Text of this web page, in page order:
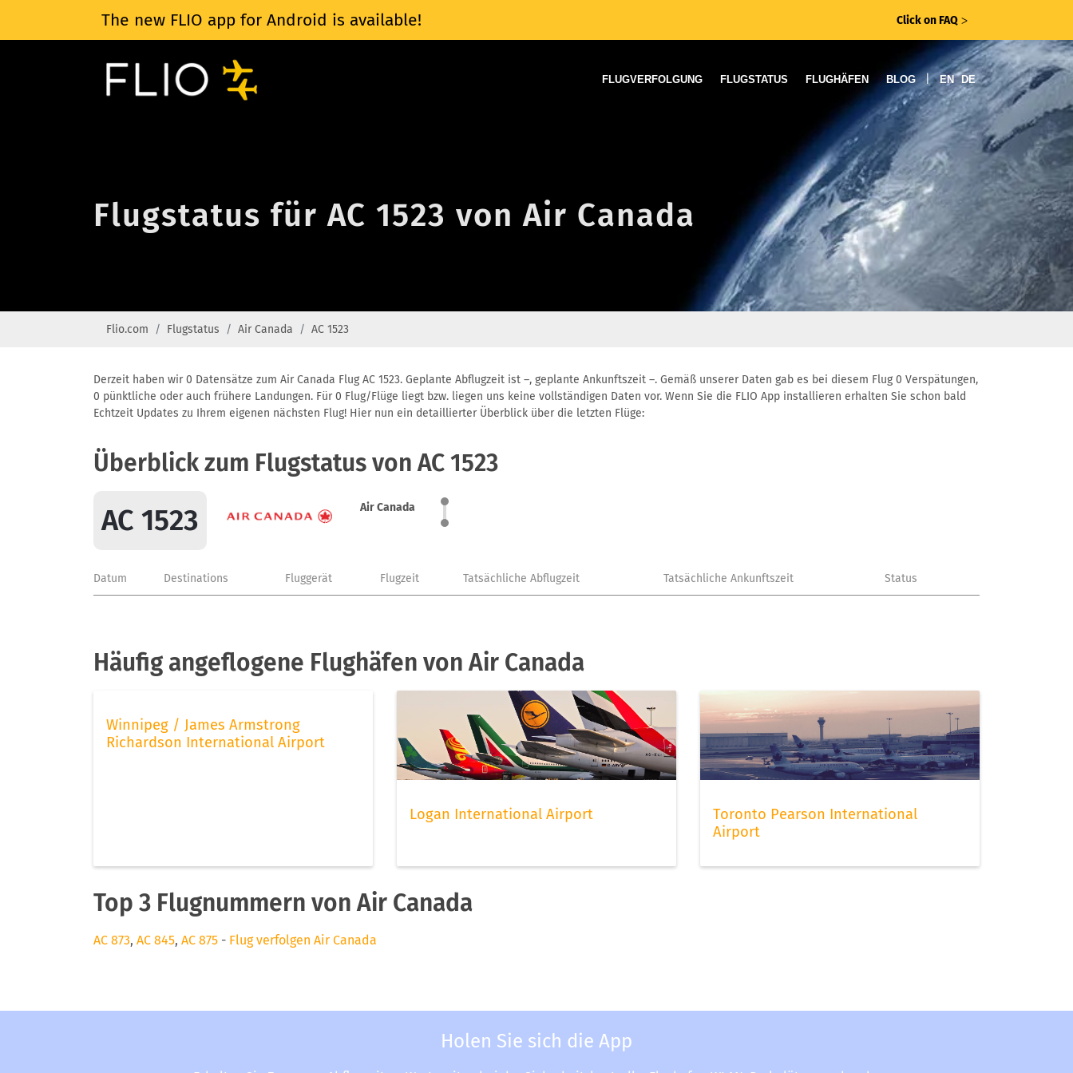
The new FLIO app for Android is available! Click on FAQ ᐳ
FLUGVERFOLGUNG FLUGSTATUS FLUGHÄFEN BLOG | EN DE
Flugstatus für AC 1523 von Air Canada
Flio.com Flugstatus Air Canada AC 1523
Derzeit haben wir 0 Datensätze zum Air Canada Flug AC 1523. Geplante Abflugzeit ist –, geplante Ankunftszeit –. Gemäß unserer Daten gab es bei diesem Flug 0 Verspätungen,
0 pünktliche oder auch frühere Landungen. Für 0 Flug/Flüge liegt bzw. liegen uns keine vollständigen Daten vor. Wenn Sie die FLIO App installieren erhalten Sie schon bald
Echtzeit Updates zu Ihrem eigenen nächsten Flug! Hier nun ein detaillierter Überblick über die letzten Flüge:
Überblick zum Flugstatus von AC 1523
AC 1523 Air Canada
Datum Destinations Fluggerät Flugzeit Tatsächliche Abflugzeit Tatsächliche Ankunftszeit Status
Häufig angeflogene Flughäfen von Air Canada
Winnipeg / James Armstrong
Richardson International Airport
Logan International Airport
Toronto Pearson International
Airport
Top 3 Flugnummern von Air Canada
AC 873, AC 845, AC 875 - Flug verfolgen Air Canada
Holen Sie sich die App